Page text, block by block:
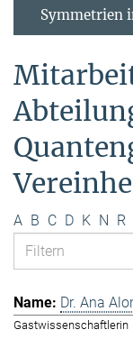
Symmetrien
A B C D K N R
Dr. Ana
Gastwissenschaftlerin